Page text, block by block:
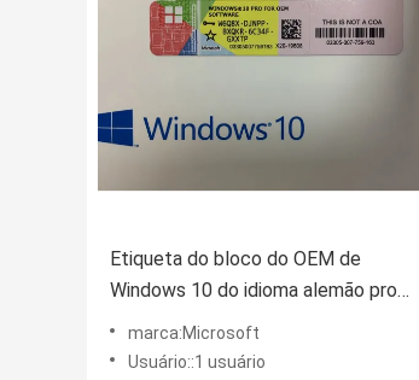
Etiqueta do bloco do OEM de
Windows 10 do idioma alemão pro
com 64bit 1pk DSP DVD
marca:Microsoft
Usuário::1 usuário